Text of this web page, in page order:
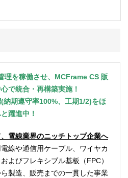
理を稼働させ、MCFrame CS 販
で統合・再構築実施！
納期遵守率100%、工期1/2)をほ
躍進中！
電線業界のニッチトップ企業へ
線や通信用ケーブル、ワイヤカ
よびフレキシブル基板（FPC）
製造、販売までの一貫した事業